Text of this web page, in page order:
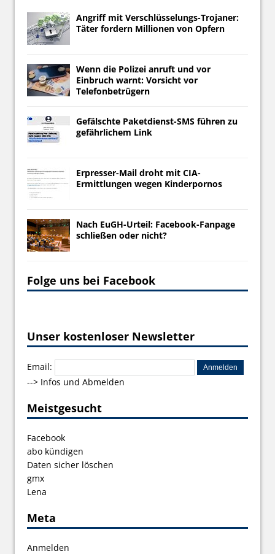
Angriff mit Verschlüsselungs-Trojaner:
Täter fordern Millionen von Opfern
Wenn die Polizei anruft und vor
Einbruch warnt: Vorsicht vor
Telefonbetrügern
Gefälschte Paketdienst-SMS führen zu
gefährlichem Link
Erpresser-Mail droht mit CIA-
Ermittlungen wegen Kinderpornos
Nach EuGH-Urteil: Facebook-Fanpage
schließen oder nicht?
Folge uns bei Facebook
Unser kostenloser Newsletter
Email:
--> Infos und Abmelden
Meistgesucht
Facebook
abo kündigen
Daten sicher löschen
gmx
Lena
Meta
Anmelden